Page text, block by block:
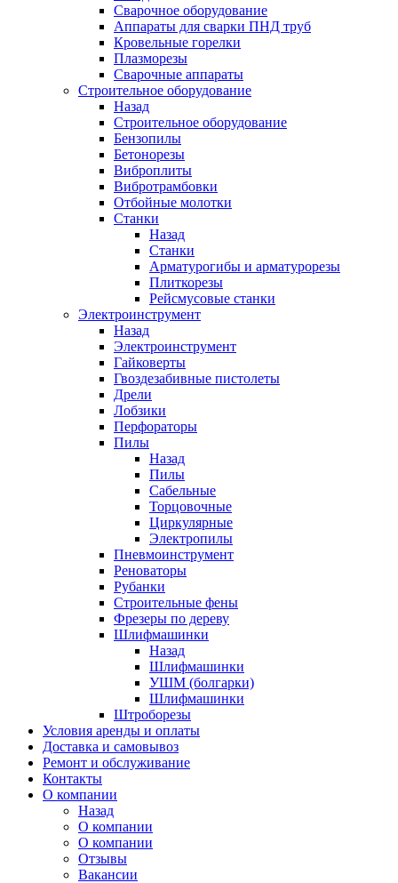
Сварочное оборудование
Аппараты для сварки ПНД труб
Кровельные горелки
Плазморезы
Сварочные аппараты
Строительное оборудование
Назад
Строительное оборудование
Бензопилы
Бетонорезы
Виброплиты
Вибротрамбовки
Отбойные молотки
Станки
Назад
Станки
Арматурогибы и арматурорезы
Плиткорезы
Рейсмусовые станки
Электроинструмент
Назад
Электроинструмент
Гайковерты
Гвоздезабивные пистолеты
Дрели
Лобзики
Перфораторы
Пилы
Назад
Пилы
Сабельные
Торцовочные
Циркулярные
Электропилы
Пневмоинструмент
Реноваторы
Рубанки
Строительные фены
Фрезеры по дереву
Шлифмашинки
Назад
Шлифмашинки
УШМ (болгарки)
Шлифмашинки
Штроборезы
Условия аренды и оплаты
Доставка и самовывоз
Ремонт и обслуживание
Контакты
О компании
Назад
О компании
О компании
Отзывы
Вакансии